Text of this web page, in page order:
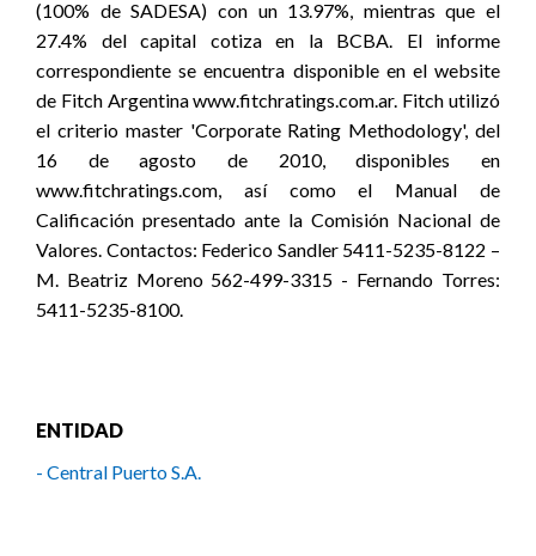
(100% de SADESA) con un 13.97%, mientras que el
27.4% del capital cotiza en la BCBA. El informe
correspondiente se encuentra disponible en el website
de Fitch Argentina www.fitchratings.com.ar. Fitch utilizó
el criterio master 'Corporate Rating Methodology', del
16 de agosto de 2010, disponibles en
www.fitchratings.com, así como el Manual de
Calificación presentado ante la Comisión Nacional de
Valores. Contactos: Federico Sandler 5411-5235-8122 –
M. Beatriz Moreno 562-499-3315 - Fernando Torres:
5411-5235-8100.
ENTIDAD
- Central Puerto S.A.